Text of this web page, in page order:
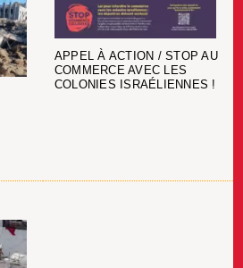
APPEL À ACTION / STOP AU
COMMERCE AVEC LES
COLONIES ISRAÉLIENNES !